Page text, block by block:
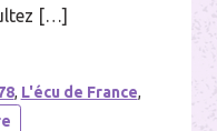
[…]
, L'écu de France,
sur